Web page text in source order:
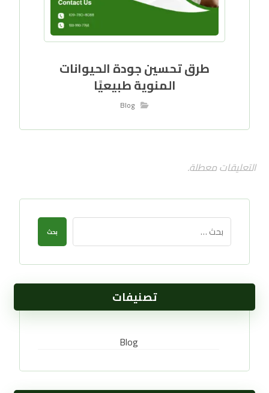
طرق تحسين جودة الحيوانات
المنوية طبيعيًا
Blog
التعليقات معطلة.
بحث
تصنيفات
Blog